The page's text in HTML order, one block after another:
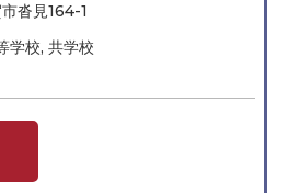
沓見164-1
学校, 共学校